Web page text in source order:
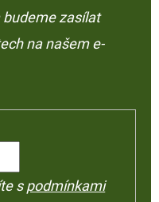
budeme zasílat
na našem e-
spodmínkami